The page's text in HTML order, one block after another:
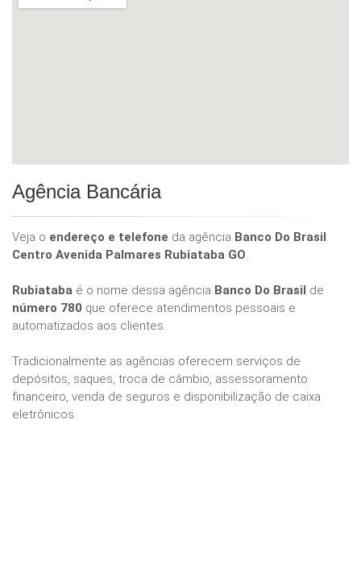
Agência Bancária
Veja o endereço e telefone da agência Banco Do Brasil
Centro Avenida Palmares Rubiataba GO.
Rubiataba é o nome dessa agência Banco Do Brasil de
número 780 que oferece atendimentos pessoais e
automatizados aos clientes.
Tradicionalmente as agências oferecem serviços de
depósitos, saques, troca de câmbio, assessoramento
financeiro, venda de seguros e disponibilização de caixa
eletrônicos.